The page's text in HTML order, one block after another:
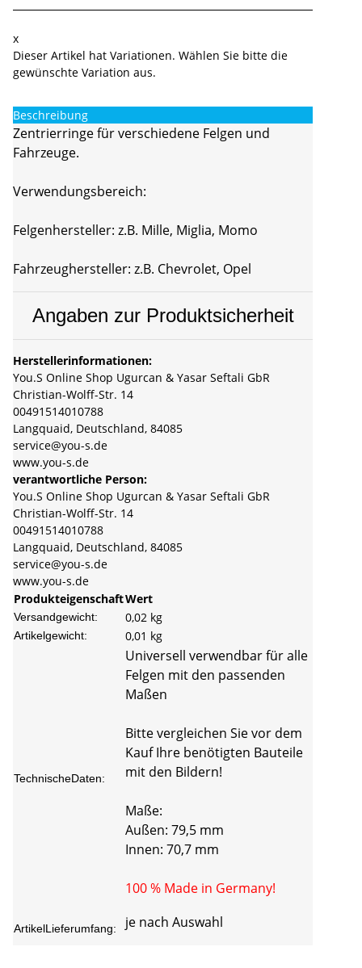
x
Dieser Artikel hat Variationen. Wählen Sie bitte die
gewünschte Variation aus.
Beschreibung
Zentrierringe für verschiedene Felgen und
Fahrzeuge.
Verwendungsbereich:
Felgenhersteller: z.B. Mille, Miglia, Momo
Fahrzeughersteller: z.B. Chevrolet, Opel
Angaben zur Produktsicherheit
Herstellerinformationen:
You.S Online Shop Ugurcan & Yasar Seftali GbR
Christian-Wolff-Str. 14
00491514010788
Langquaid, Deutschland, 84085
service@you-s.de
www.you-s.de
verantwortliche Person:
You.S Online Shop Ugurcan & Yasar Seftali GbR
Christian-Wolff-Str. 14
00491514010788
Langquaid, Deutschland, 84085
service@you-s.de
www.you-s.de
ProdukteigenschaftWert
Versandgewicht: 0,02 kg
Artikelgewicht: 0,01 kg
TechnischeDaten:
Universell verwendbar für alle
Felgen mit den passenden
Maßen
Bitte vergleichen Sie vor dem
Kauf Ihre benötigten Bauteile
mit den Bildern!
Maße:
Außen: 79,5 mm
Innen: 70,7 mm
100 % Made in Germany!
ArtikelLieferumfang: je nach Auswahl